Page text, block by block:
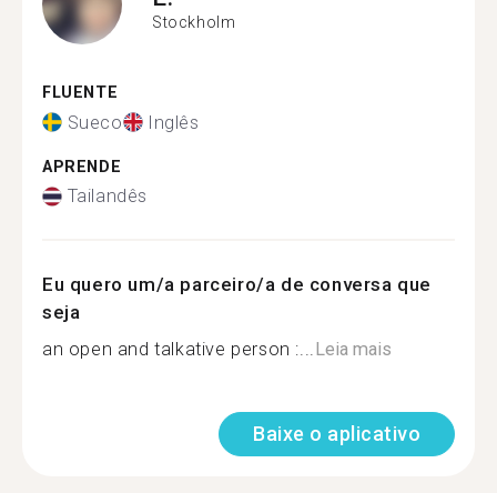
Stockholm
FLUENTE
Sueco Inglês
APRENDE
Tailandês
Eu quero um/a parceiro/a de conversa que
seja
an open and talkative person :...Leia mais
Baixe o aplicativo